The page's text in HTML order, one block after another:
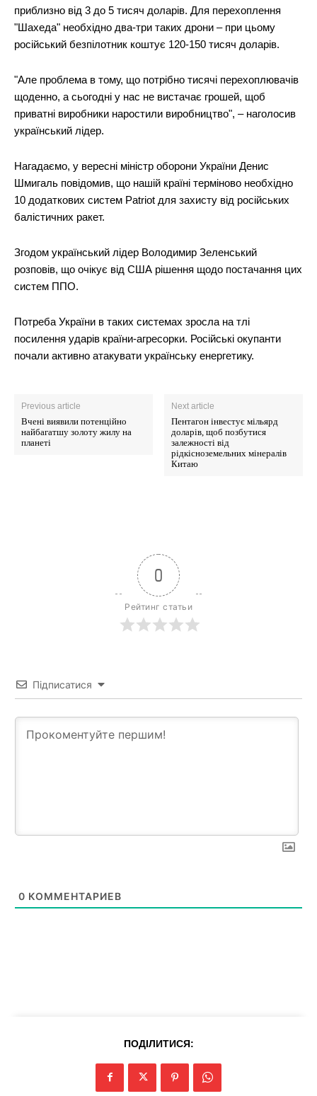
приблизно від 3 до 5 тисяч доларів. Для перехоплення
"Шахеда" необхідно два-три таких дрони – при цьому
російський безпілотник коштує 120-150 тисяч доларів.
"Але проблема в тому, що потрібно тисячі перехоплювачів
щоденно, а сьогодні у нас не вистачає грошей, щоб
приватні виробники наростили виробництво", – наголосив
український лідер.
Нагадаємо, у вересні міністр оборони України Денис
Шмигаль повідомив, що нашій країні терміново необхідно
10 додаткових систем Patriot для захисту від російських
балістичних ракет.
Згодом український лідер Володимир Зеленський
розповів, що очікує від США рішення щодо постачання цих
систем ППО.
Потреба України в таких системах зросла на тлі
посилення ударів країни-агресорки. Російські окупанти
почали активно атакувати українську енергетику.
Previous article
Вчені виявили потенційно
найбагатшу золоту жилу на
планеті
Next article
Пентагон інвестує мільярд
доларів, щоб позбутися
залежності від
рідкісноземельних мінералів
Китаю
0
Рейтинг статьи
Підписатися
0 КОММЕНТАРИЕВ
ПОДІЛИТИСЯ: